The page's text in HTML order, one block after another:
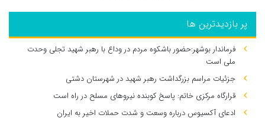
پر بازدیدترین ها
فرماندار بوشهر:حضور باشکوه مردم در وداع با رهبر شهید تجلی وحدت
ملی است
جزئیات مراسم بزرگداشت رهبر شهید در شهرستان دشتی
قرارگاه مرکزی خاتم: پاسخ کوبنده نیروهای مسلح در راه است
ادعای آکسیوس درباره وسعت و شدت حملات اخیر به ایران